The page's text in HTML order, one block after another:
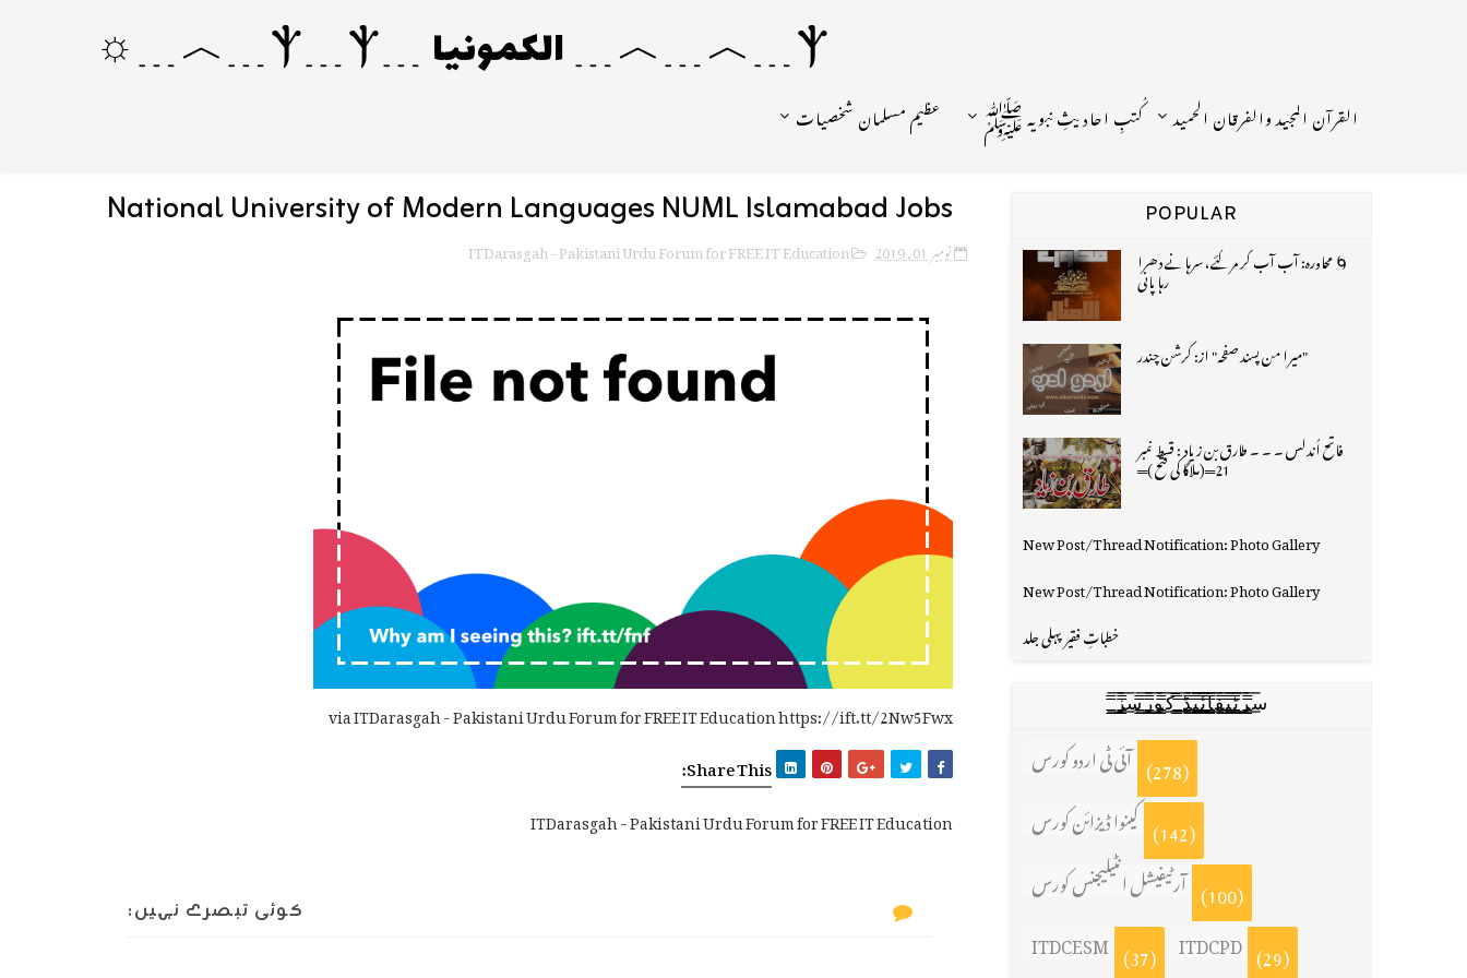
Ⲯ﹍︿﹍︿﹍ الکمونیا ﹍Ⲯ﹍Ⲯ﹍︿﹍☼
القرآن المجید والفرقان الحمید کُتبِ احادیثِ نبویہ ﷺ عظیم مسلمان شخصیات
National University of Modern Languages NUML Islamabad Jobs
نومبر 01, 2019 ITDarasgah - Pakistani Urdu Forum for FREE IT Education
via ITDarasgah - Pakistani Urdu Forum for FREE IT Education https://ift.tt/2Nw5Fwx
Share This:
ITDarasgah - Pakistani Urdu Forum for FREE IT Education
کوئی تبصرے نہیں:
POPULAR
🌀 محاورہ: آب آب کر مر گئے، سرہانے دھرا
رہا پانی
"میرا من پسند صفحہ" از: کرشن چندر
فاتح اُندلس ۔ ۔ ۔ طارق بن زیاد : قسط نمبر
21═(ملاگا کی فتح )═
New Post/Thread Notification: Photo Gallery
New Post/Thread Notification: Photo Gallery
خطباتِ فقیر پہلی جلد
س̳̿͟͞ر̳̿͟͞ٹ̳̿͟͞ی̳̿͟͞ف̳̿͟͞ا̳̿͟͞ي̳̳̿ٔ̿͟͟͞͞ی̳̿͟͞ڈ̳̿͟͞ ̳̿͟͞ک̳̿͟͞و̳̿͟͞ر̳̿͟͞س̳̿͟͞ز̳̿͟͞
آئی ٹی اردو کورس (278)
کینوا ڈیزائن کورس (142)
آرٹیفیشل انٹیلیجنس کورس (100)
ITDCESM (37) ITDCPD (29)